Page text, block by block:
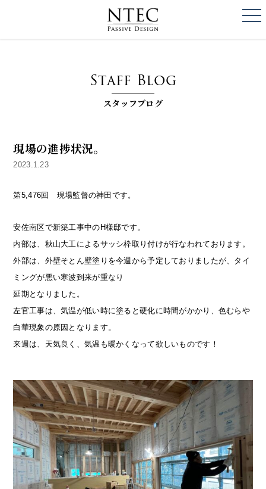
Staff Blog
スタッフブログ
現場の進捗状況。
2023.1.23
第5,476回 現場監督の神田です。
安佐南区で新築工事中のH様邸です。
内部は、秋山大工によるサッシ枠取り付けが行なわれております。
外部は、外壁そとん壁塗りを今週から予定しておりましたが、タイ
ミングが悪い寒波到来が重なり
延期となりました。
左官工事は、気温が低い時に塗ると硬化に時間がかかり、色むらや
白華現象の原因となります。
来週は、天気良く、気温も暖かくなって欲しいものです！